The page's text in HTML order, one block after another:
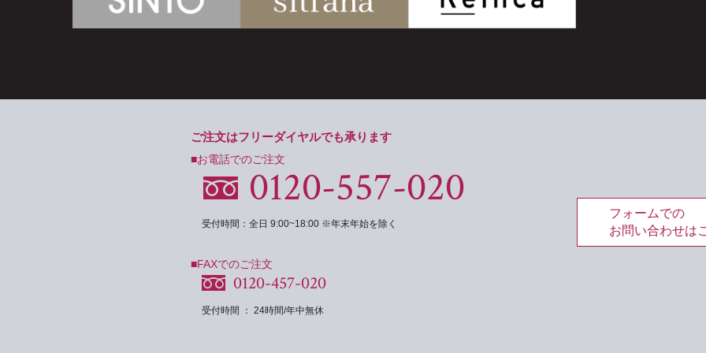
ご注文はフリーダイヤルでも承ります
■お電話でのご注文
0120-557-020
受付時間：全日 9:00~18:00 ※年末年始を除く
■FAXでのご注文
0120-457-020
受付時間 ： 24時間/年中無休
フォームでの
お問い合わせは